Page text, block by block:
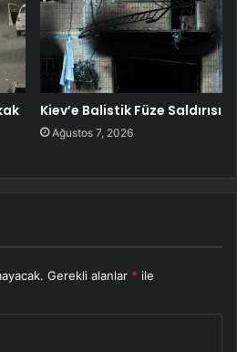
Kiev’e Balistik Füze Saldırısı
Ağustos 7, 2026
Gerekli alanlar * ile